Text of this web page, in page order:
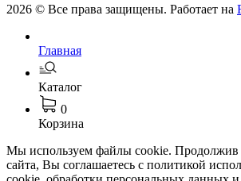
2026 © Все права защищены. Работает на
Главная
Каталог
0
Корзина
Мы используем файлы cookie. Продолжив
сайта, Вы соглашаетесь с политикой